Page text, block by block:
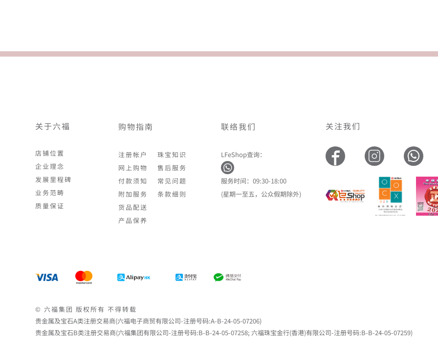
关于六福
店铺位置
企业理念
发展里程碑
业务范畴
质量保证
购物指南
注册帐户
网上购物
付款须知
附加服务
货品配送
产品保养
珠宝知识
售后服务
常见问题
条款细则
联络我们
LFeShop查询：
服务时间：09:30-18:00
(星期一至五，公众假期除外)
关注我们
© 六福集团 版权所有 不得转载
贵金属及宝石A类注册交易商(六福电子商贸有限公司-注册号码:A-B-24-05-07206)
贵金属及宝石B类注册交易商(六福集团有限公司-注册号码:B-B-24-05-07258; 六福珠宝金行(香港)有限公司-注册号码:B-B-24-05-07259)